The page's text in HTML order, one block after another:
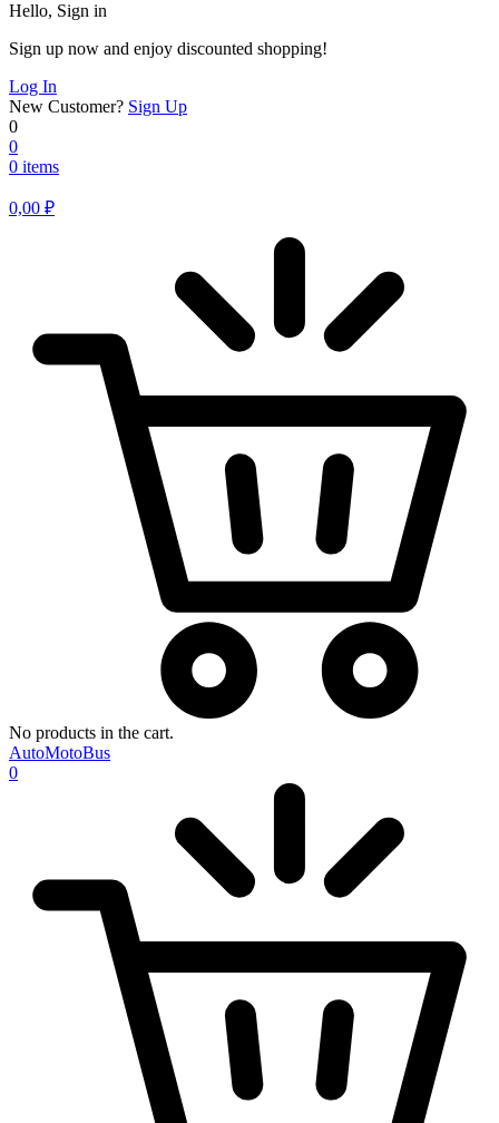
Hello, Sign in
Sign up now and enjoy discounted shopping!
Log In
New Customer? Sign Up
0
0
0 items
0,00 ₽
No products in the cart.
AutoMotoBus
0